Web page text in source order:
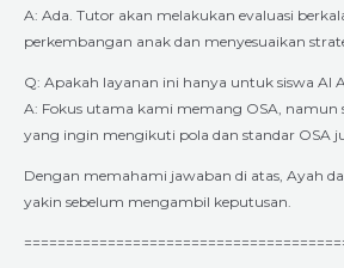
A: Ada. Tutor akan melakukan evaluasi
perkembangan anak dan menyesuaikan
Q: Apakah layanan ini hanya untuk siswa Al
A: Fokus utama kami memang OSA, namun
yang ingin mengikuti pola dan standar OSA
Dengan memahami jawaban di atas, Ayah
yakin sebelum mengambil keputusan.